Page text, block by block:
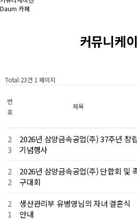
Daum 카페
커뮤니케
Total 23건 1 페이지
번
호
제목
2
3
2026년 삼양금속공업(주) 37주년 창
기념행사
2
2
2026년 삼양금속공업(주) 단합회 및
구대회
2
1
생산관리부 유병영님의 자녀 결혼식
안내